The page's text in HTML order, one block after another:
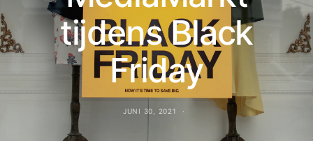
tijdens Black
Friday
JUNI 30, 2021